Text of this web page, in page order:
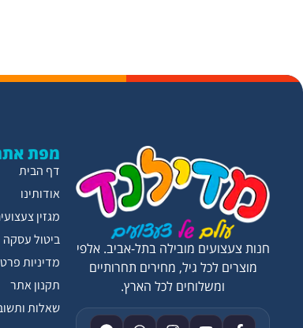
מפת
דף הבית
אודותינו
מגזין
ביטול עסקה
מדיניות
תקנון אתר
שאלות
חנות צעצועים מובילה בתל-אביב. אלפי
מוצרים לכל גיל, מחירים תחרותיים
ומשלוחים לכל הארץ.